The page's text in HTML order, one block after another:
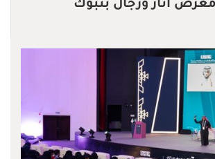
آثار ورجال بتبوك